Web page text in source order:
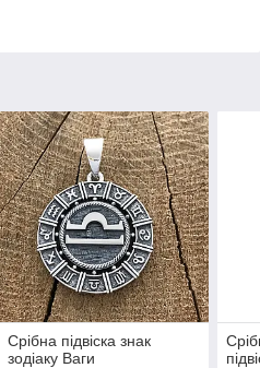
Срібна підвіска знак
зодіаку Ваги